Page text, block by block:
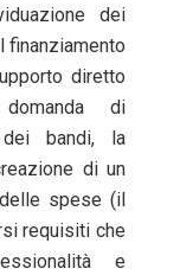
dei
finanziamento
diretto
di
dei bandi, la
di un
spese (il
requisiti che
e